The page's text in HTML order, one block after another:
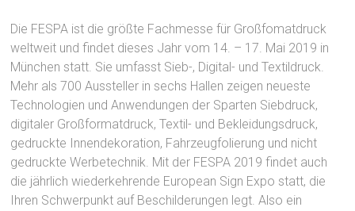
Die FESPA ist die größte Fachmesse für Großfomatdruck
weltweit und findet dieses Jahr vom 14. – 17. Mai 2019 in
München statt. Sie umfasst Sieb-, Digital- und Textildruck.
Mehr als 700 Aussteller in sechs Hallen zeigen neueste
Technologien und Anwendungen der Sparten Siebdruck,
digitaler Großformatdruck, Textil- und Bekleidungsdruck,
gedruckte Innendekoration, Fahrzeugfolierung und nicht
gedruckte Werbetechnik. Mit der FESPA 2019 findet auch
die jährlich wiederkehrende European Sign Expo statt, die
Ihren Schwerpunkt auf Beschilderungen legt. Also ein